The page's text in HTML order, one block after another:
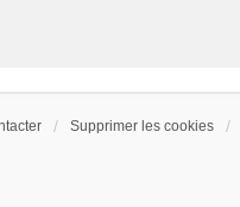
Supprimer les cookies